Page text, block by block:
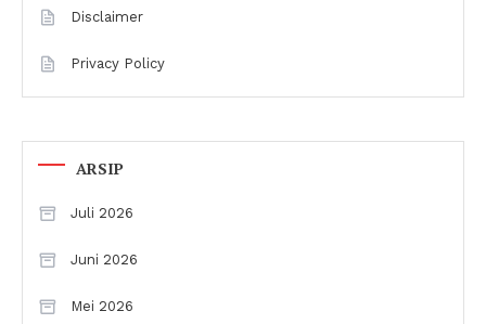
Disclaimer
Privacy Policy
ARSIP
Juli 2026
Juni 2026
Mei 2026